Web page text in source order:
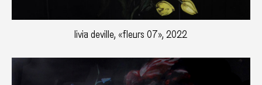
livia deville, «fleurs 07», 2022